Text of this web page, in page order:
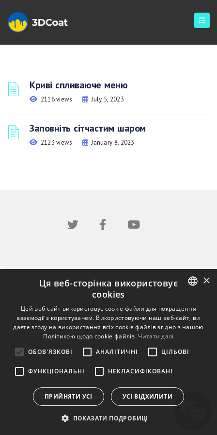
Криві спливаюче меню
2116 views July 5, 2023
Заповніть сітчастим шаром
2123 views January 8, 2023
ENGLISH
BULGARIAN
CROATIAN
CZECH
DANISH
DUTCH
ESTONIAN
×
Ця веб-сторінка використовує
cookies
Цей веб-сайт використовує cookie файли для покращення
взаємодії з користувачем. Використовуючи наш веб-сайт, ви
даєте згоду на використання всіх cookie файлів згідно з нашою
Політикою щодо cookie файлів. Читати далі
ОБОВ'ЯЗКОВІ
АНАЛІТИЧНІ ЦІЛЬОВІ
ФУНКЦІОНАЛЬНІ НЕКЛАСИФІКОВАНІ
ПРИЙНЯТИ УСІ УСІ ВІДХИЛИТИ
ПОКАЗАТИ ПОДРОБИЦІ